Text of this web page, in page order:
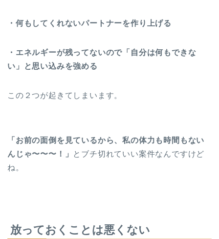
・何もしてくれないパートナーを作り上げる
・エネルギーが残ってないので「自分は何もできな
い」と思い込みを強める
この２つが起きてしまいます。
「お前の面倒を見ているから、私の体力も時間もない
んじゃ〜〜〜！」
とブチ切れていい案件なんですけど
ね。
放っておくことは悪くない